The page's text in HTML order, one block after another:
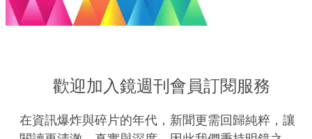
歡迎加入鏡週刊會員訂閱服務
在資訊爆炸與碎片的年代，新聞更需回歸純粹，讓